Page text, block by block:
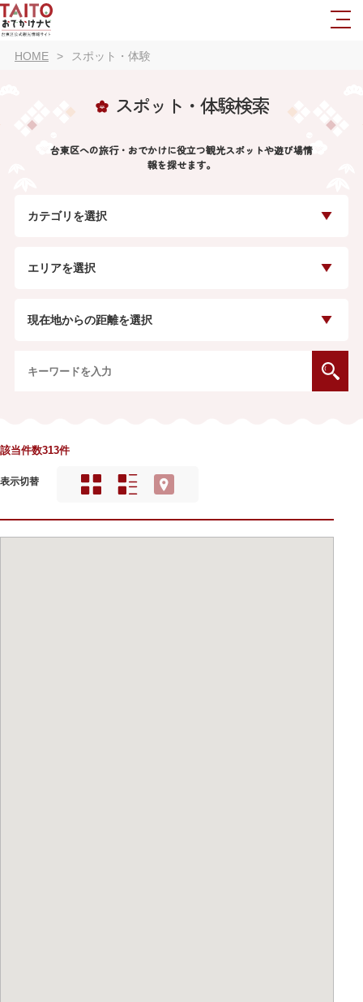
HOME スポット・体験
スポット・体験検索
台東区への旅行・おでかけに役立つ観光スポットや遊び場情
報を探せます。
カテゴリを選択
エリアを選択
現在地からの距離を選択
該当件数313件
表示切替